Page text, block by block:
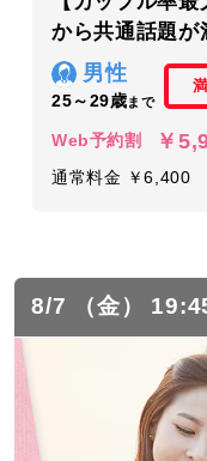
から共通話題が
男性
25～29歳まで
Web予約割 ￥
通常料金 ￥6,400
8/7 （金）